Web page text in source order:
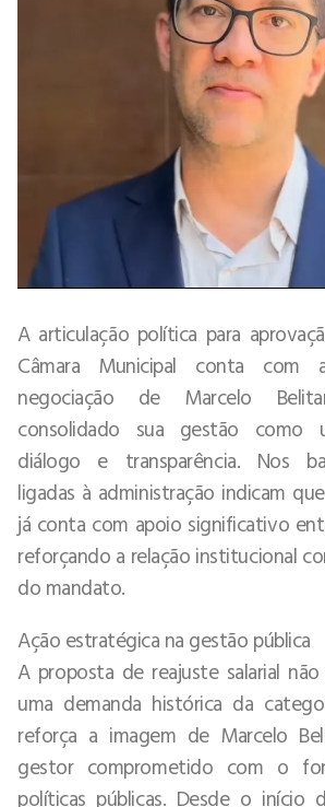
A articulação política para
Câmara Municipal conta com
negociação de Marcelo
consolidado sua gestão como
diálogo e transparência. Nos
ligadas à administração indicam
já conta com apoio significativo
reforçando a relação institucional
do mandato.
Ação estratégica na gestão pública
A proposta de reajuste salarial
uma demanda histórica da
reforça a imagem de Marcelo
gestor comprometido com o
políticas públicas. Desde o início